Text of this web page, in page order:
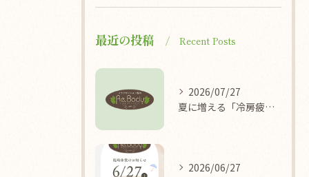
最近の投稿 Recent Posts
2026/07/27
夏に増える「冷房疲れ」の原因を医学的に解説/袖ケ浦/リラクゼーション整体Re.Body
2026/06/27